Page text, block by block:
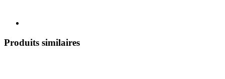
Produits similaires